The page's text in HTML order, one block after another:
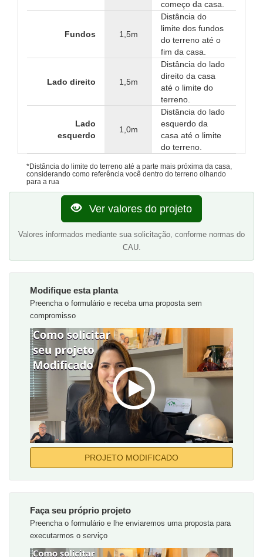
começo da casa.
Fundos 1,5m
Distância do
limite dos fundos
do terreno até o
fim da casa.
Lado direito 1,5m
Distância do lado
direito da casa
até o limite do
terreno.
Lado
esquerdo
1,0m
Distância do lado
esquerdo da
casa até o limite
do terreno.
*Distância do limite do terreno até a parte mais próxima da casa,
considerando como referência você dentro do terreno olhando
para a rua
Ver valores do projeto
Valores informados mediante sua solicitação, conforme normas do
CAU.
Modifique esta planta
Preencha o formulário e receba uma proposta sem
compromisso
PROJETO MODIFICADO
Faça seu próprio projeto
Preencha o formulário e lhe enviaremos uma proposta para
executarmos o serviço